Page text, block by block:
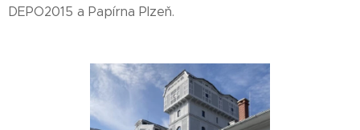
DEPO2015 a Papírna Plzeň.